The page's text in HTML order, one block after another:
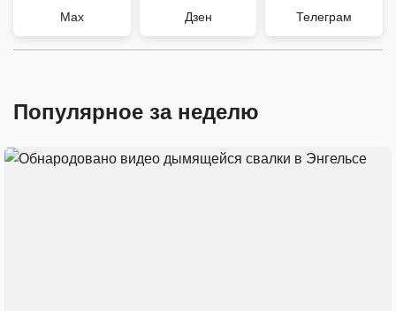
Max Дзен Телеграм
Популярное за неделю